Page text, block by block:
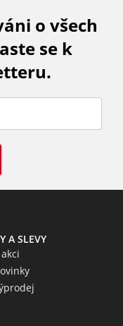
o všech
se k
A SLEVY